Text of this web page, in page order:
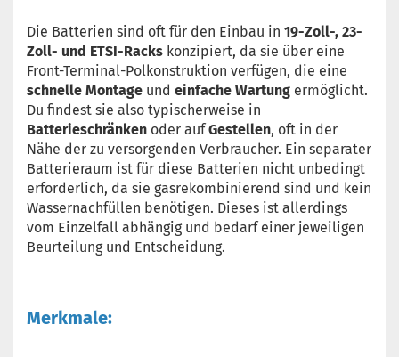
Die Batterien sind oft für den Einbau in 19-Zoll-, 23-
Zoll- und ETSI-Racks konzipiert, da sie über eine
Front-Terminal-Polkonstruktion verfügen, die eine
schnelle Montage und einfache Wartung ermöglicht.
Du findest sie also typischerweise in
Batterieschränken oder aufGestellen, oft in der
Nähe der zu versorgenden Verbraucher. Ein separater
Batterieraum ist für diese Batterien nicht unbedingt
erforderlich, da sie gasrekombinierend sind und kein
Wassernachfüllen benötigen. Dieses ist allerdings
vom Einzelfall abhängig und bedarf einer jeweiligen
Beurteilung und Entscheidung.
Merkmale: